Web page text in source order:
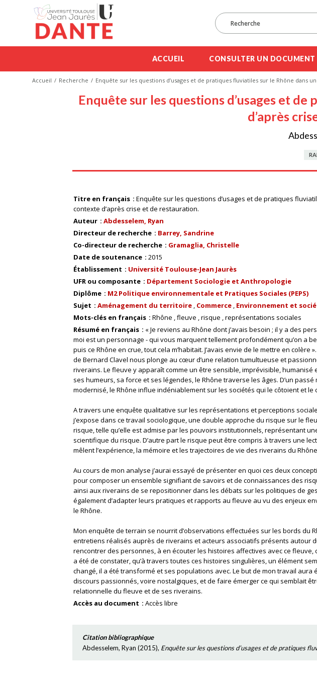
ACCUEIL CONSULTER UN DOCUMENT
Accueil Recherche Enquête sur les questions d’usages et de pratiques fluviatiles sur le Rhône dans
Enquête sur les questions d’usages et
d’après
Titre en français
Enquête sur les questions d’usages et de pratiques
contexte d’après crise et de restauration.
Auteur
Abdesselem, Ryan
Directeur de recherche
Barrey, Sandrine
Co-directeur de recherche
Gramaglia, Christelle
Date de soutenance
2015
Établissement
Université Toulouse-Jean Jaurès
UFR ou composante
Département Sociologie et Anthropologie
Diplôme
M2 Politique environnementale et Pratiques Sociales (PEPS)
Sujet
Aménagement du territoire Commerce Environnement et
Mots-clés en français
Rhône fleuve risque représentations sociales
Résumé en français
« Je reviens au Rhône dont j’avais besoin ; il y a des
moi est un personnage - qui vous marquent tellement profondément qu’on a
puis ce Rhône en crue, tout cela m’habitait. J’avais envie de le mettre en colère
de Bernard Clavel nous plonge au cœur d’une relation tumultueuse et
riverains. Le fleuve y apparaît comme un être sensible, imprévisible, humanisé
ses humeurs, sa force et ses légendes, le Rhône traverse les âges. D’un
modernisé, le Rhône influe indéniablement sur les sociétés qui le côtoient et le
A travers une enquête qualitative sur les représentations et perceptions
j’expose dans ce travail sociologique, une double approche du risque sur le
risque, telle qu’elle est admise par les pouvoirs institutionnels, représentant
scientifique du risque. D’autre part le risque peut être compris à travers une
mêlent l’expérience, la mémoire et les trajectoires de vie des riverains du
Au cours de mon analyse j’aurai essayé de présenter en quoi ces deux
pour composer un ensemble signifiant de savoirs et de connaissances des
ainsi aux riverains de se repositionner dans les débats sur les politiques de
également d’adapter leurs pratiques et rapports au fleuve au vu des enjeux
le Rhône.
Mon enquête de terrain se nourrit d’observations effectuées sur les bords du
entretiens réalisés auprès de riverains et acteurs associatifs présents autour
rencontrer des personnes, à en écouter les histoires affectives avec ce fleuve,
a été de constater, qu’à travers toutes ces histoires singulières, un élément
changé, il a été transformé et ses populations avec. Le but de mon travail aura
discours passionnés, voire nostalgiques, et de faire émerger ce qui semblait
relationnelle du fleuve et de ses riverains.
Accès au document
Accès libre
Citation bibliographique
Abdesselem, Ryan (2015), Enquête sur les questions d’usages et de pratiques